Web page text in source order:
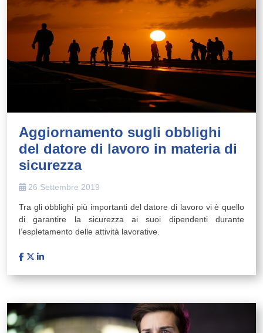
Aggiornamento sugli obblighi
del datore di lavoro in materia di
sicurezza
26 Settembre 2019
Tra gli obblighi più importanti del datore di lavoro vi è quello
di garantire la sicurezza ai suoi dipendenti durante
l’espletamento delle attività lavorative.